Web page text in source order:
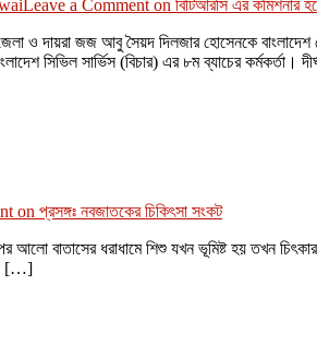
Leave a Comment on বিটিআরসি এর কমিশনার
জেলা ও দায়রা জজ আবু সৈয়দ দিলজার হোসেনকে
সিভিল সার্ভিস (বিচার) এর ৮ম ব্যাচের কর্মকর্তা।
on প্রসঙ্গঃ নবজাতকের চিকিৎসা সংকট
আলো বাতাসের ধরাধামে শিশু যখন ভূমিষ্ট হয় তখন
[…]